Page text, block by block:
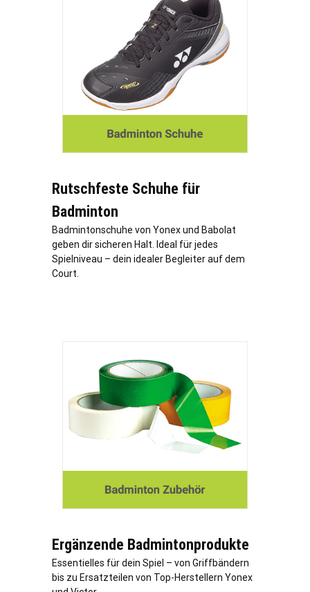
Rutschfeste Schuhe für
Badminton
Badmintonschuhe von Yonex und Babolat
geben dir sicheren Halt. Ideal für jedes
Spielniveau – dein idealer Begleiter auf dem
Court.
Ergänzende Badmintonprodukte
Essentielles für dein Spiel – von Griffbändern
bis zu Ersatzteilen von Top-Herstellern Yonex